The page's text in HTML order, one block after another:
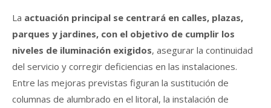
La actuación principal se centrará en calles, plazas,
parques y jardines, con el objetivo de cumplir los
niveles de iluminación exigidos, asegurar la continuidad
del servicio y corregir deficiencias en las instalaciones.
Entre las mejoras previstas figuran la sustitución de
columnas de alumbrado en el litoral, la instalación de